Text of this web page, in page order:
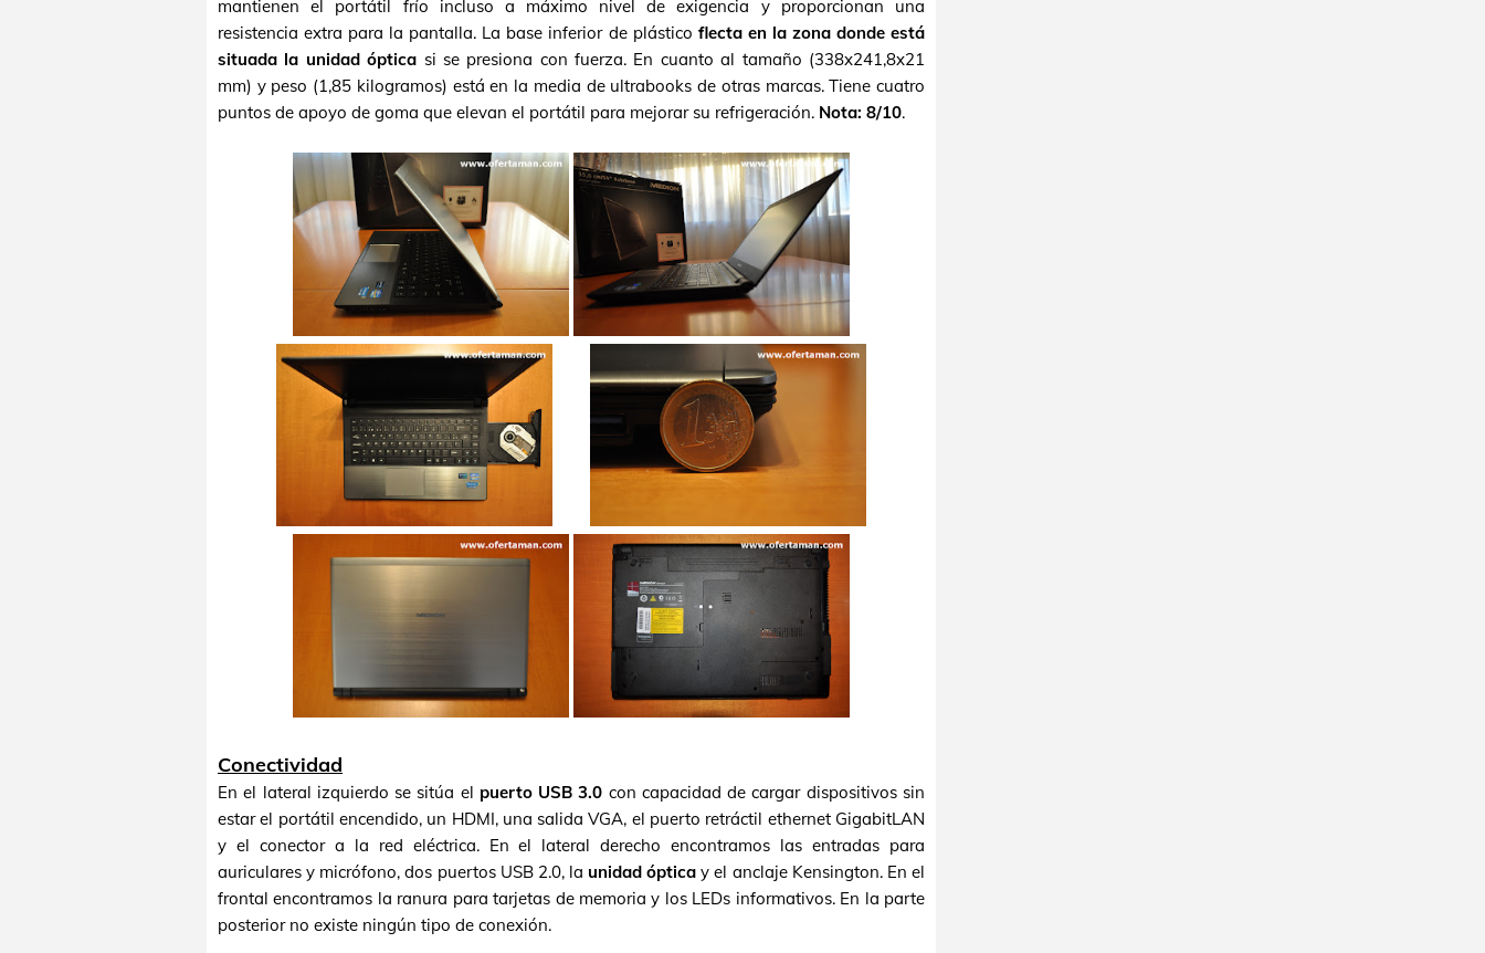
mantienen el portátil frío incluso a máximo nivel de exigencia y proporcionan una
resistencia extra para la pantalla. La base inferior de plástico flecta en la zona donde está
situada la unidad óptica si se presiona con fuerza. En cuanto al tamaño (338x241,8x21
mm) y peso (1,85 kilogramos) está en la media de ultrabooks de otras marcas. Tiene cuatro
puntos de apoyo de goma que elevan el portátil para mejorar su refrigeración. Nota: 8/10.
Conectividad
En el lateral izquierdo se sitúa el puerto USB 3.0 con capacidad de cargar dispositivos sin
estar el portátil encendido, un HDMI, una salida VGA, el puerto retráctil ethernet GigabitLAN
y el conector a la red eléctrica. En el lateral derecho encontramos las entradas para
auriculares y micrófono, dos puertos USB 2.0, la unidad óptica y el anclaje Kensington. En el
frontal encontramos la ranura para tarjetas de memoria y los LEDs informativos. En la parte
posterior no existe ningún tipo de conexión.